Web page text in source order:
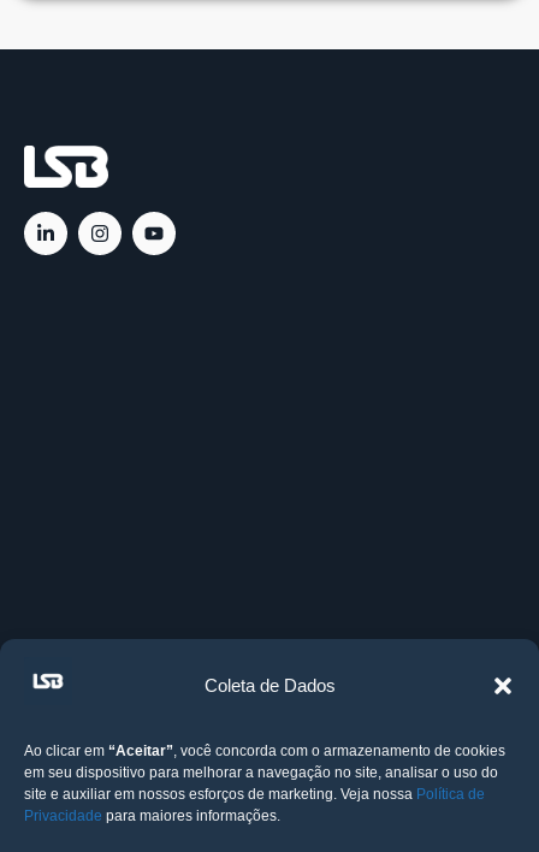
Coleta de Dados
Ao clicar em “Aceitar” , você concorda com o armazenamento de cookies
em seu dispositivo para melhorar a navegação no site, analisar o uso do
site e auxiliar em nossos esforços de marketing. Veja nossa Política de
Privacidade para maiores informações.